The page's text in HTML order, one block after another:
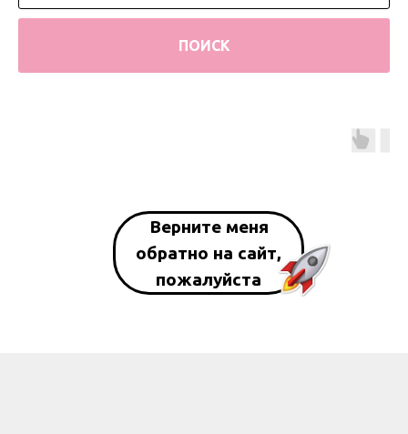
ПОИСК
Верните меня
обратно на сайт,
пожалуйста